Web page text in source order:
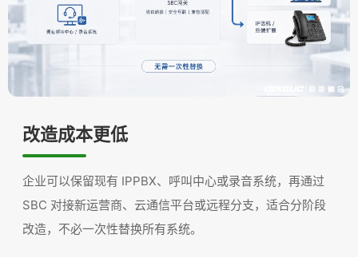
改造成本更低
企业可以保留现有 IPPBX、呼叫中心或录音系统，再通过
SBC 对接新运营商、云通信平台或远程分支，适合分阶段
改造，不必一次性替换所有系统。